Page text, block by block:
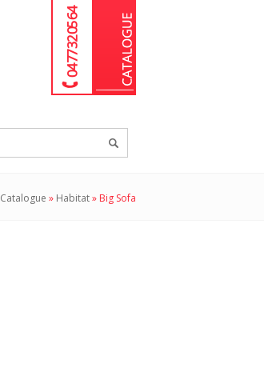
04 77 32 05 64
Catalogue » Habitat» Big Sofa